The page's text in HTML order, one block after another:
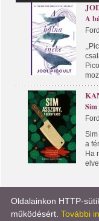
A
Sim
a
Ha
KÖNYVPORTÁL
Oldalainkon HTTP-
működésért. További